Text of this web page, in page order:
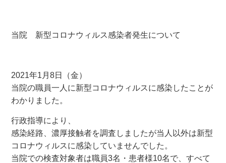
当院 新型コロナウィルス感染者発生について
2021年1月8日（金）
当院の職員一人に新型コロナウィルスに感染したことが
わかりました。
行政指導により、
感染経路、濃厚接触者を調査しましたが当人以外は新型
コロナウィルスに感染していませんでした。
当院での検査対象者は職員3名・患者様10名で、すべて